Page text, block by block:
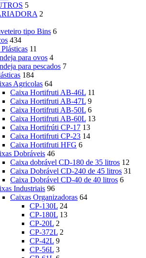
5
2
tipo Bins 6
434
11
para ovos 4
para pescados 7
184
Agricolas 64
Caixa Hortifruti AB-46L 11
Caixa Hortifruti AB-47L 9
Caixa Hortifruti AB-50L 6
Caixa Hortifruti AB-60L 13
Caixa Hortifrúti CP-17 13
Caixa Hortifruti CP-23 14
Caixa Hortifruti HFG 6
Dobráveis 46
Caixa dobrável CD-180 de 35 litros 12
Caixa Dobrável CD-240 de 45 litros 31
Caixa Dobrável CD-40 de 40 litros 6
Industriais 96
Caixas Organizadoras 64
CP-130L 24
CP-180L 13
CP-20L 2
CP-372L 2
CP-42L 9
CP-56L 3